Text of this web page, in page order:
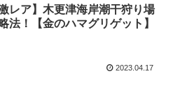
激レア】木更津海岸潮干狩り場
法！【金のハマグリゲット】
2023.04.17